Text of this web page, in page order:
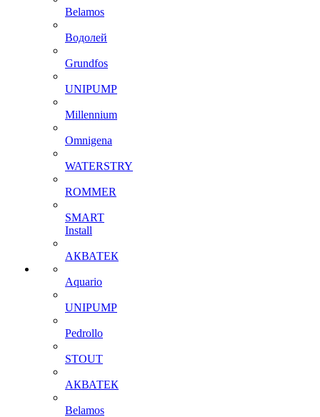
Belamos
Водолей
Grundfos
UNIPUMP
Millennium
Omnigena
WATERSTRY
ROMMER
SMART
Install
АКВАТЕК
Aquario
UNIPUMP
Pedrollo
STOUT
АКВАТЕК
Belamos